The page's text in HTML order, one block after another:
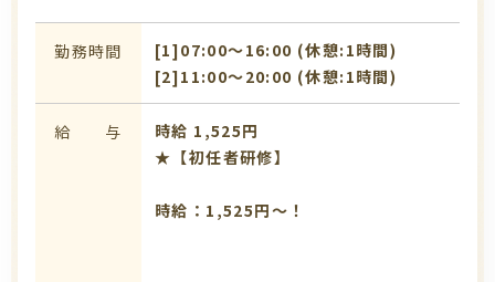
勤務時間
[1]07:00〜16:00 (休憩:1時間)
[2]11:00〜20:00 (休憩:1時間)
給 与
時給 1,525円
★【初任者研修】
時給：1,525円～！